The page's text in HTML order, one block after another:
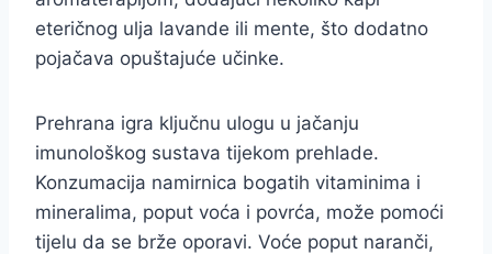
eteričnog ulja lavande ili mente, što dodatno
pojačava opuštajuće učinke.
Prehrana igra ključnu ulogu u jačanju
imunološkog sustava tijekom prehlade.
Konzumacija namirnica bogatih vitaminima i
mineralima, poput voća i povrća, može pomoći
tijelu da se brže oporavi. Voće poput naranči,